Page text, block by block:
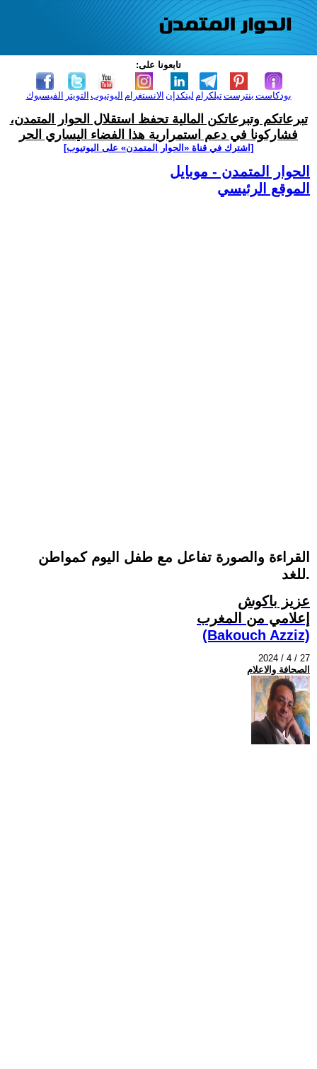
تابعونا على:
الفيسبوك التويتر اليوتيوب الانستغرام لينكدإن تيلكرامبنترست بودكاست
تبرعاتكم وتبرعاتكن المالية تحفظ استقلال الحوار المتمدن،
فشاركونا في دعم استمرارية هذا الفضاء اليساري الحر
[اشترك في قناة ‫«الحوار المتمدن» على اليوتيوب]
الحوار المتمدن - موبايل
الموقع الرئيسي
القراءة والصورة تفاعل مع طفل اليوم كمواطن
للغد.
عزيز باكوش
إعلامي من المغرب
(Bakouch Azziz)
2024 / 4 / 27
الصحافة والاعلام